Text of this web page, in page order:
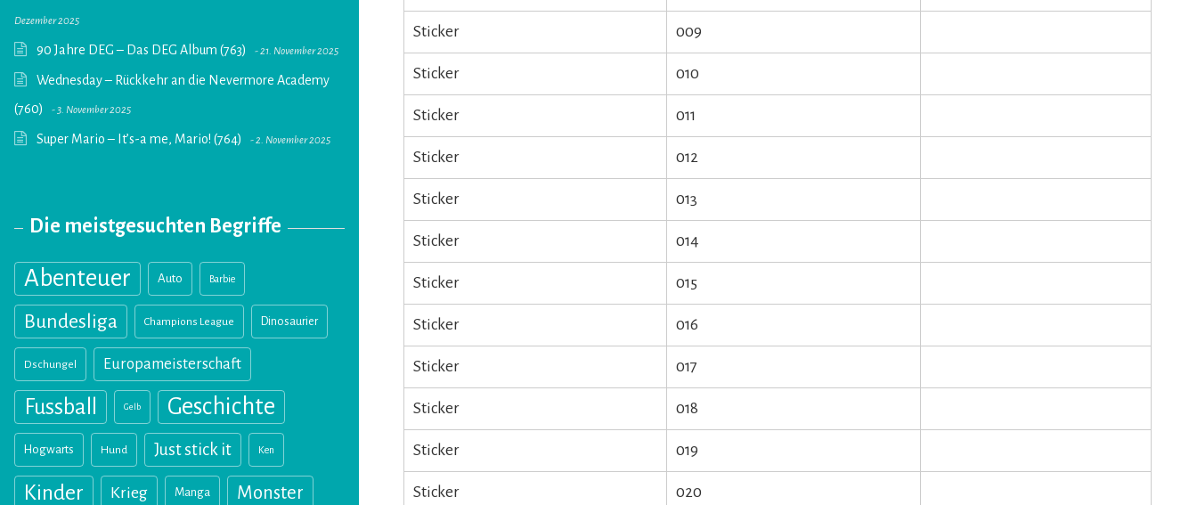
Dezember 2025
90 Jahre DEG – Das DEG Album (763) 21. November 2025
Wednesday – Rückkehr an die Nevermore Academy
(760)
3. November 2025
Super Mario – It’s-a me, Mario! (764) 2. November 2025
Die meistgesuchten Begriffe
Abenteuer Auto Barbie
Bundesliga Champions League Dinosaurier
Dschungel Europameisterschaft
Fussball Gelb Geschichte
Hogwarts Hund Just stick it Ken
Kinder Krieg Manga Monster
Sticker 009
Sticker 010
Sticker 011
Sticker 012
Sticker 013
Sticker 014
Sticker 015
Sticker 016
Sticker 017
Sticker 018
Sticker 019
Sticker 020